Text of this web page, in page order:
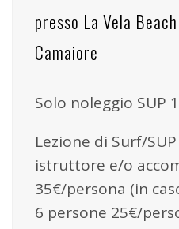
presso La Vela
Camaiore
Solo noleggio SUP
Lezione di Surf/
istruttore e/o
35€/persona (in
6 persone 25€/